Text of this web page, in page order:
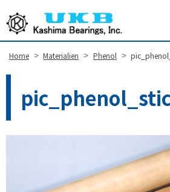
Home > Materialien > Phenol >
Site
Footer